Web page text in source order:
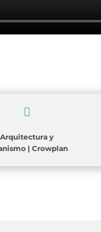

Arquitectura y
|Crowplan